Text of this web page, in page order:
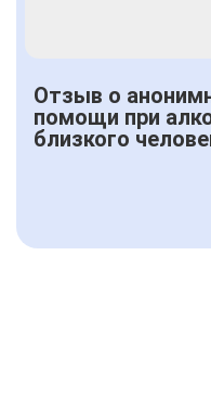
Отзыв о
помощи при
близкого